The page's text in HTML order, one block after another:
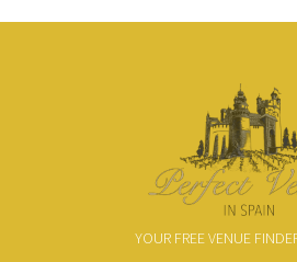
YOUR FREE VENUE